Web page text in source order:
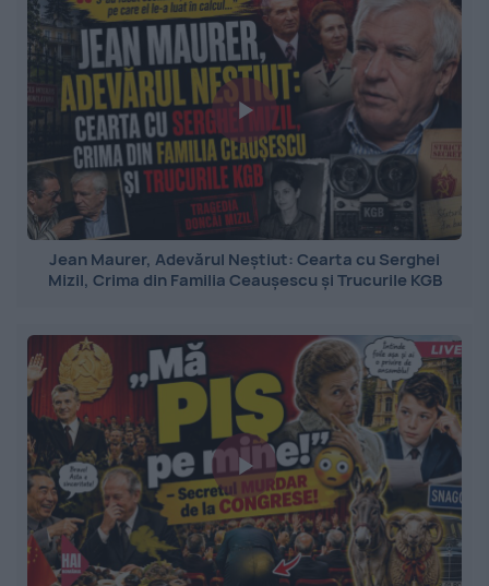
Jean Maurer, Adevărul Neștiut: Cearta cu Serghei
Mizil, Crima din Familia Ceaușescu și Trucurile KGB